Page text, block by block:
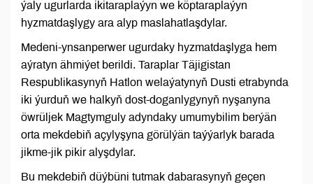
ýaly ugurlarda ikitaraplaýyn we köptaraplaýyn
hyzmatdaşlygy ara alyp maslahatlaşdylar.
Medeni-ynsanperwer ugurdaky hyzmatdaşlyga hem
aýratyn ähmiýet berildi. Taraplar Täjigistan
Respublikasynyň Hatlon welaýatynyň Dusti etrabynda
iki ýurduň we halkyň dost-doganlygynyň nyşanyna
öwrüljek Magtymguly adyndaky umumybilim berýän
orta mekdebiň açylyşyna görülýän taýýarlyk barada
jikme-jik pikir alyşdylar.
Bu mekdebiň düýbüni tutmak dabarasynyň geçen